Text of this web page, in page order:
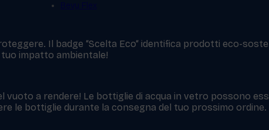
Il badge “Scelta Eco“ identifica prodotti eco-
impatto ambientale!
vuoto a rendere! Le bottiglie di acqua in vetro possono
le bottiglie durante la consegna del tuo prossimo ordine.